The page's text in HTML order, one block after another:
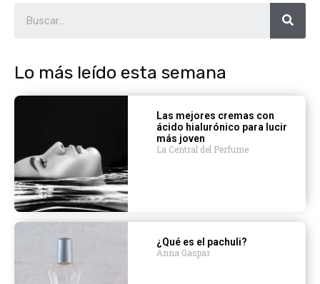
Lo más leído esta semana
Las mejores cremas con
ácido hialurónico para lucir
más joven
La Central del Perfume
¿Qué es el pachuli?
Anna Gaspar